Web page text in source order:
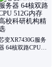
、戴尔服务器、惠
务器、芯变工作
创服务器
变XR7430G服务
64核双路CPU